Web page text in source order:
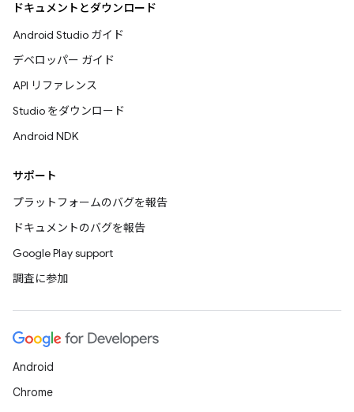
ドキュメントとダウンロード
Android Studio ガイド
デベロッパー ガイド
API リファレンス
Studio をダウンロード
Android NDK
サポート
プラットフォームのバグを報告
ドキュメントのバグを報告
Google Play support
調査に参加
Android
Chrome